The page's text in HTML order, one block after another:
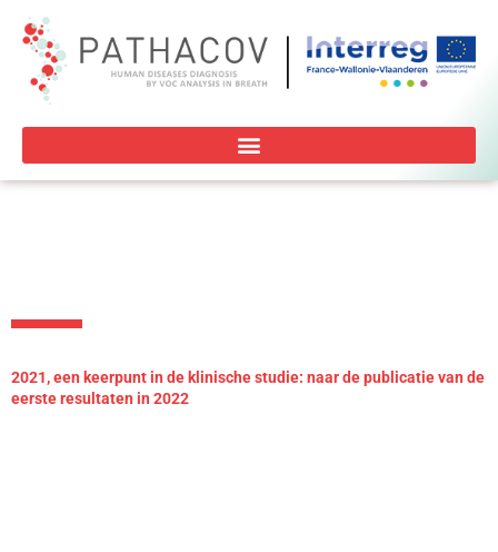
naar
inhoud
2021, een keerpunt in de klinische studie: naar de publicatie van de
eerste resultaten in 2022